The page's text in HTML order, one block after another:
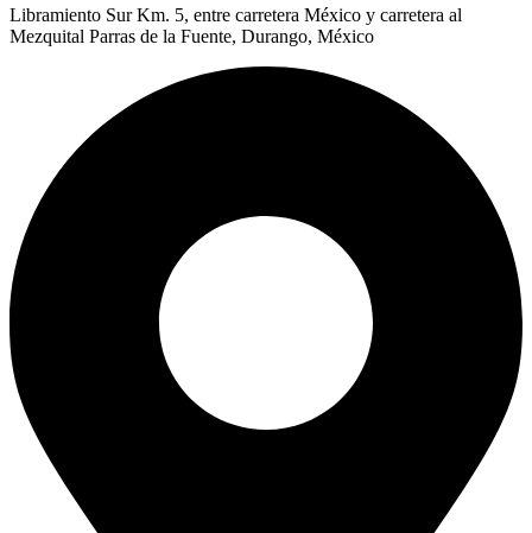
Libramiento Sur Km. 5, entre carretera México y carretera al
Mezquital Parras de la Fuente, Durango, México